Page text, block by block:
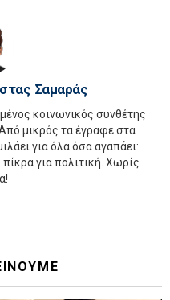
Σαμαράς
κοινωνικός συνθέτης
μικρός τα έγραφε στα
για όλα όσα αγαπάει:
για πολιτική. Χωρίς